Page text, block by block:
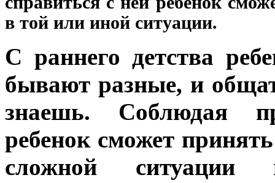
в той или иной ситуации.
С раннего детства
бывают разные, и
знаешь. Соблюдая
ребенок сможет
сложной